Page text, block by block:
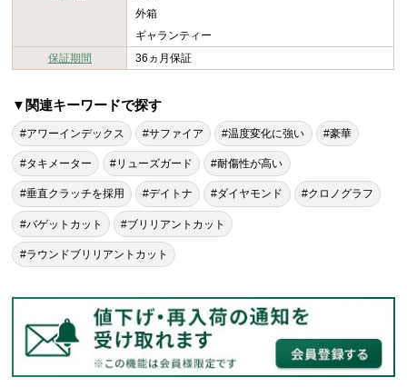
外箱
ギャランティー
保証期間
36ヵ月保証
▼関連キーワードで探す
#アワーインデックス #サファイア #温度変化に強い #豪華
#タキメーター #リューズガード #耐傷性が高い
#垂直クラッチを採用 #デイトナ #ダイヤモンド #クロノグラフ
#バゲットカット #ブリリアントカット
#ラウンドブリリアントカット